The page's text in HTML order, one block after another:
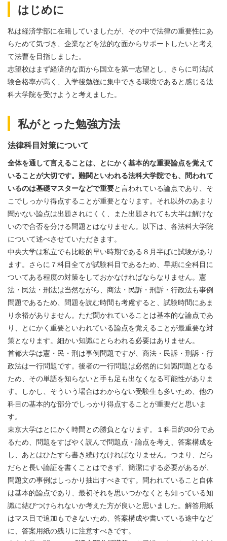
はじめに
私は経済学部に在籍していましたが、その中で法律の重要性にあ
らためて気づき、企業などを法的な面からサポートしたいと考え
て法曹を目指しました。
志望校はまず経済的な面から国立を第一志望とし、さらに司法試
験合格率が高く、入学後勉強に集中できる環境であると感じる法
科大学院を受けようと考えました。
私がとった勉強方法
法律科目対策について
全体を通して言えることは、とにかく基本的な重要論点を覚えて
いることが大切です。難関といわれる法科大学院でも、問われて
いるのは基礎マスターなどで重要と言われている論点であり、そ
こでしっかり得点することが重要となります。それ以外のあまり
聞かない論点は出題されにくく、また出題されても大半は解けな
いので合否を分ける問題とはなりません。以下は、各法科大学院
について述べさせていただきます。
中央大学は私立でも比較的早い時期である８月半ばに試験があり
ます。さらに７科目全てが試験科目であるため、早期に全科目に
ついてある程度の対策をしておかなければならなりません。憲
法・民法・刑法は当然ながら、商法・民訴・刑訴・行政法も事例
問題であるため、問題を読む時間も考慮すると、試験時間にあま
り余裕がありません。ただ聞かれていることは基本的な論点であ
り、とにかく重要といわれている論点を覚えることが最重要な対
策となります。細かい知識にとらわれる必要はありません。
首都大学は憲・民・刑は事例問題ですが、商法・民訴・刑訴・行
政法は一行問題です。後者の一行問題は必然的に知識問題となる
ため、その単語を知らないと手も足も出なくなる可能性がありま
す。しかし、そういう場合はわからない受験生も多いため、他の
科目の基本的な部分でしっかり得点することが重要だと思いま
す。
東京大学はとにかく時間との勝負となります。１科目約30分であ
るため、問題をすばやく読んで問題点・論点を考え、答案構成を
し、あとはひたすら書き続けなければなりません。つまり、だら
だらと長い論証を書くことはできず、簡潔にする必要があるが、
問題文の事例はしっかり抽出すべきです。問われていること自体
は基本的論点であり、最初それを思いつかなくとも知っている知
識に結びつけられないか考えた方が良いと思いました。解答用紙
はマス目で追加もできないため、答案構成や書いている途中など
に、答案用紙の残りに注意すべきです。